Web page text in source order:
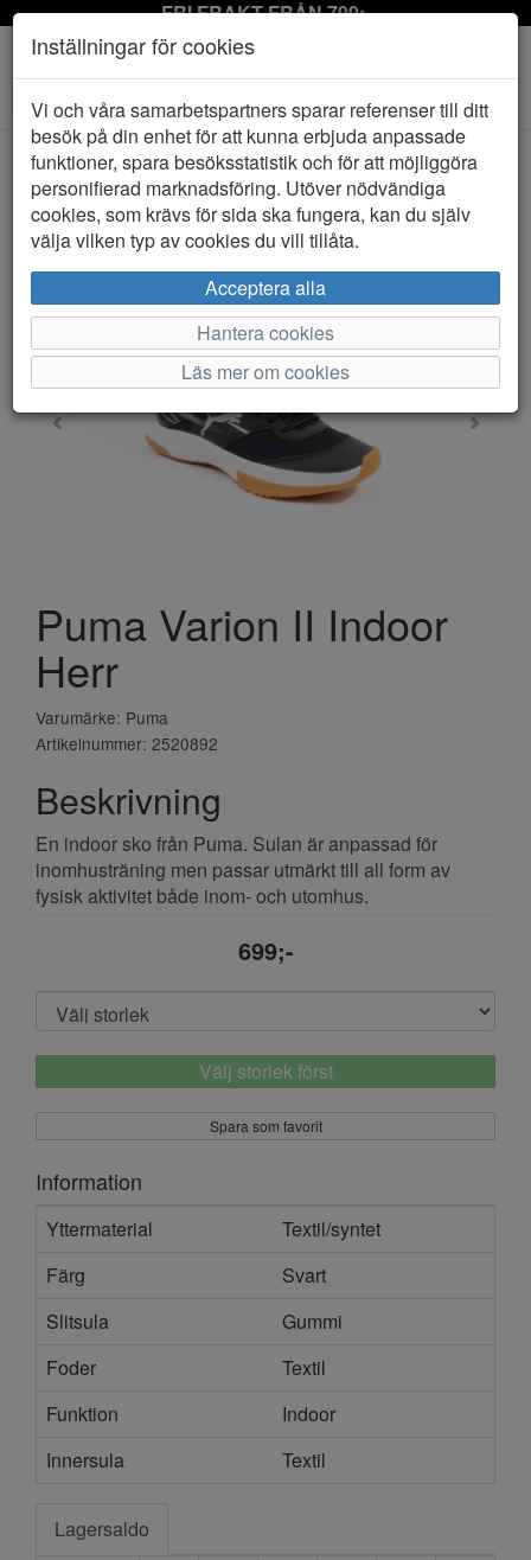
FRI FRAKT FRÅN 799:-
Toggle
navigation
HEM PUMA
Puma Varion II Indoor
Herr
Varumärke: Puma
Artikelnummer: 2520892
Beskrivning
En indoor sko från Puma. Sulan är anpassad för
inomhusträning men passar utmärkt till all form av
fysisk aktivitet både inom- och utomhus.
699;-
Välj storlek först
Spara som favorit
Information
Yttermaterial
Textil/syntet
Färg
Svart
Slitsula
Gummi
Foder
Textil
Funktion
Indoor
Innersula
Textil
Lagersaldo
Inställningar för cookies
Vi och våra samarbetspartners sparar referenser till ditt
besök på din enhet för att kunna erbjuda anpassade
funktioner, spara besöksstatistik och för att möjliggöra
personifierad marknadsföring. Utöver nödvändiga
cookies, som krävs för sida ska fungera, kan du själv
välja vilken typ av cookies du vill tillåta.
Acceptera alla
Hantera cookies
Läs mer om cookies